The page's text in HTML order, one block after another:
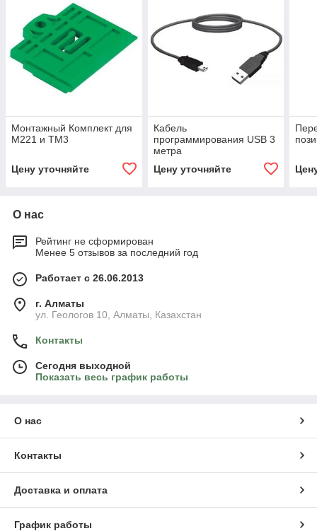
Монтажный Комплект для
М221 и ТМ3
Цену уточняйте
Кабель
программирования USB 3
метра
Цену уточняйте
О нас
Рейтинг не сформирован
Менее 5 отзывов за последний год
Работает с 26.06.2013
г. Алматы
ул. Геологов 10, Алматы, Казахстан
Контакты
Сегодня выходной
Показать весь график работы
О нас
Контакты
Доставка и оплата
График работы